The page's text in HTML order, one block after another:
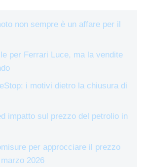
non sempre è un affare per il
per Ferrari Luce, ma la vendite
i motivi dietro la chiusura di
impatto sul prezzo del petrolio in
per approcciare il prezzo
2026